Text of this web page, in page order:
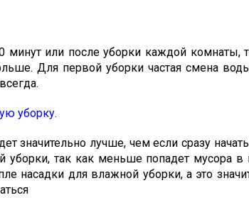
или после уборки каждой комнаты,
Для первой уборки частая смена
уборку.
значительно лучше, чем если сразу
так как меньше попадет мусора в
насадки для влажной уборки, а это